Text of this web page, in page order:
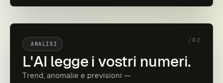
/02
ANALISI
L'AI legge i vostri numeri.
Trend, anomalie e previsioni —